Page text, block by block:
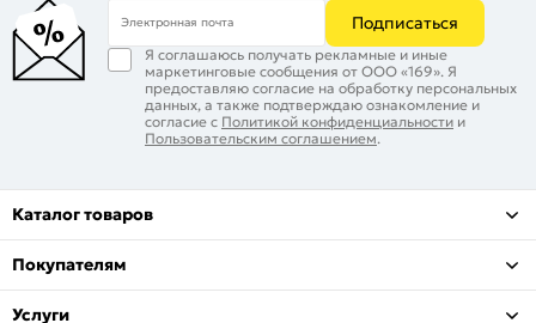
Электронная почта Подписаться
Я соглашаюсь получать рекламные и иные
маркетинговые сообщения от ООО «169». Я
предоставляю согласие на обработку персональных
данных, а также подтверждаю ознакомление и
согласие с Политикой конфиденциальности и
Пользовательским соглашением.
Каталог товаров
Покупателям
Услуги